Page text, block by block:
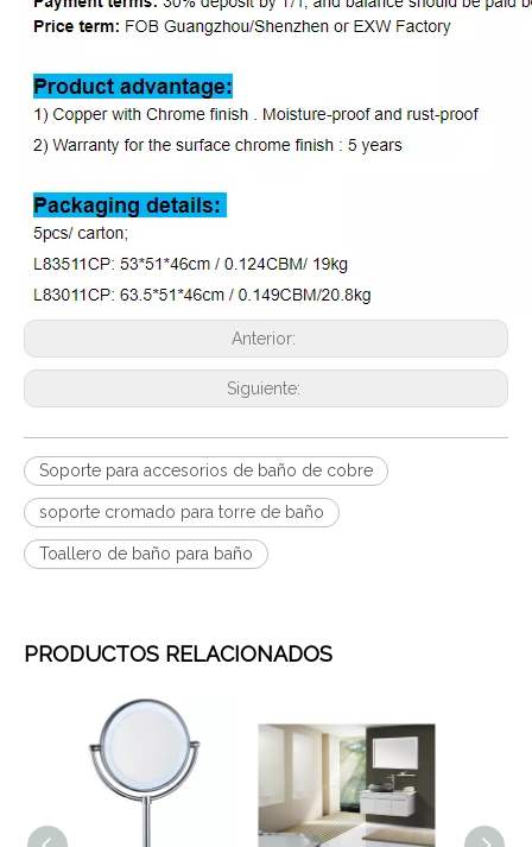
Anterior:
Siguiente:
Soporte para accesorios de baño de cobre
soporte cromado para torre de baño
Toallero de baño para baño
PRODUCTOS RELACIONADOS